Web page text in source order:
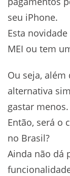
seu iPhone.
Esta
MEI ou tem
Ou seja,
alternativa
gastar menos.
Então, será o
no Brasil?
Ainda não dá